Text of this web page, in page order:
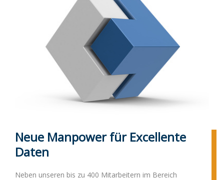
Neue Manpower für Excellente
Daten
Neben unseren bis zu 400 Mitarbeitern im Bereich
ENTWICKLER
NEWS
KONTAKT
IMPRESSUM